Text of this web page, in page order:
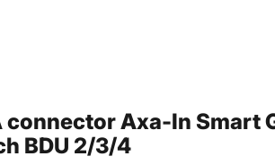
connector Axa-In Smart
BDU 2/3/4